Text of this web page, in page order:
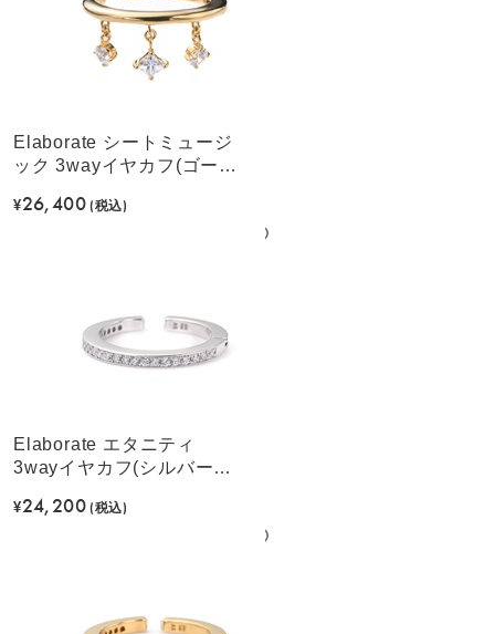
Elaborate シートミュージ
ック 3wayイヤカフ(ゴール
¥26,400(税込)
Elaborate エタニティ
3wayイヤカフ(シルバーカ
¥24,200(税込)